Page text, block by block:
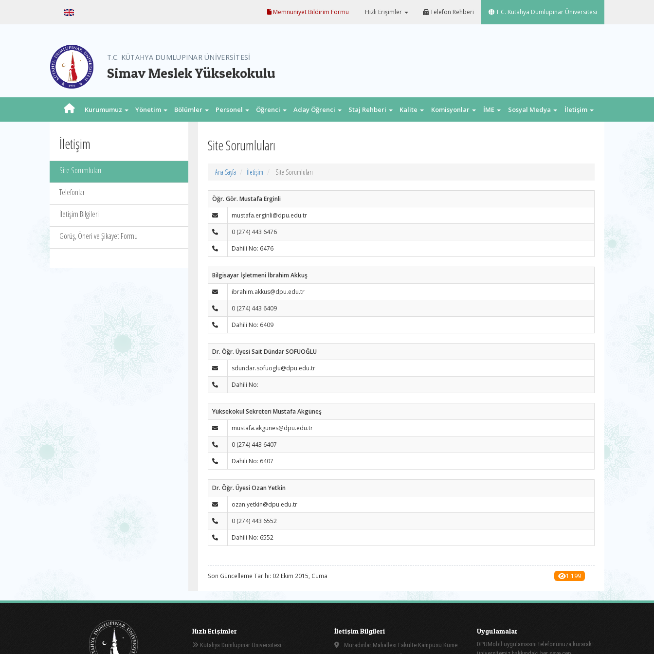
Memnuniyet Bildirim Formu Hızlı Erişimler Telefon Rehberi T.C. Kütahya Dumlupınar Üniversitesi
T.C. KÜTAHYA DUMLUPINAR ÜNİVERSİTESİ
Simav Meslek Yüksekokulu
Kurumumuz Yönetim Bölümler Personel Öğrenci Aday Öğrenci Staj Rehberi Kalite Komisyonlar İME Sosyal Medya İletişim
İletişim
Site Sorumluları
Telefonlar
İletişim Bilgileri
Görüş, Öneri ve Şikayet Formu
Site Sorumluları
Ana Sayfa İletişim Site Sorumluları
Öğr. Gör. Mustafa Erginli
mustafa.erginli@dpu.edu.tr
0 (274) 443 6476
Dahili No: 6476
Bilgisayar İşletmeni İbrahim Akkuş
ibrahim.akkus@dpu.edu.tr
0 (274) 443 6409
Dahili No: 6409
Dr. Öğr. Üyesi Sait Dündar SOFUOĞLU
sdundar.sofuoglu@dpu.edu.tr
Dahili No:
Yüksekokul Sekreteri Mustafa Akgüneş
mustafa.akgunes@dpu.edu.tr
0 (274) 443 6407
Dahili No: 6407
Dr. Öğr. Üyesi Ozan Yetkin
ozan.yetkin@dpu.edu.tr
0 (274) 443 6552
Dahili No: 6552
Son Güncelleme Tarihi: 02 Ekim 2015, Cuma 1.199
Hızlı Erişimler
Kütahya Dumlupınar Üniversitesi
İletişim Bilgileri
Muradınlar Mahallesi Fakülte Kampüsü Küme
Uygulamalar
DPUMobil uygulamasını telefonunuza kurarak